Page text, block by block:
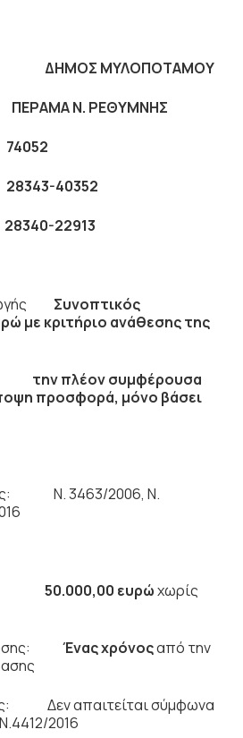
ΔΗΜΟΣ ΜΥΛΟΠΟΤΑΜΟΥ
ΠΕΡΑΜΑ Ν. ΡΕΘΥΜΝΗΣ
74052
28343-40352
28340-22913
Συνοπτικός
με κριτήριο ανάθεσης της
πλέον συμφέρουσα
προσφορά, μόνο βάσει
Ν. 3463/2006, Ν.
50.000,00 ευρώχωρίς
Ένας χρόνοςαπό την
Δεν απαιτείται σύμφωνα
2016